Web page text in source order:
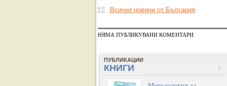
Всички новини от България
НЯМА ПУБЛИКУВАНИ КОМЕНТАРИ
ПУБЛИКАЦИИ
КНИГИ